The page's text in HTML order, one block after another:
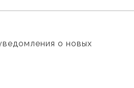
о новых